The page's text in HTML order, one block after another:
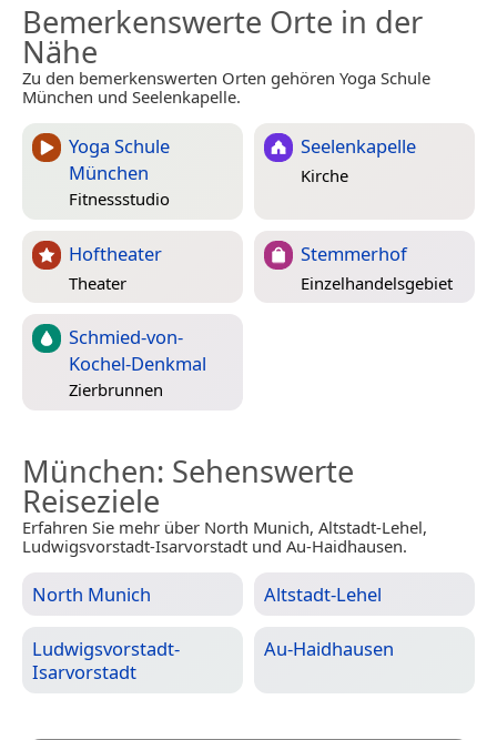
Bemerkenswerte Orte in der
Nähe
Zu den bemerkenswerten Orten gehören Yoga Schule
München und Seelenkapelle.
Yoga Schule
München
Fitnessstudio
Seelenkapelle
Kirche
Hoftheater
Theater
Stemmerhof
Einzelhandelsgebiet
Schmied-von-
Kochel-Denkmal
Zierbrunnen
München: Sehenswerte
Reiseziele
Erfahren Sie mehr über North Munich, Altstadt-Lehel,
Ludwigsvorstadt-Isarvorstadt und Au-Haidhausen.
North Munich Altstadt-Lehel
Ludwigsvorstadt-
Isarvorstadt
Au-Haidhausen